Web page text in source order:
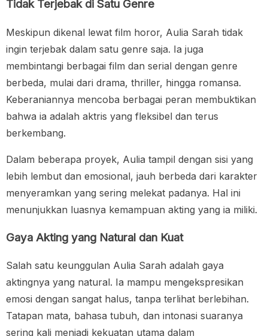
Tidak Terjebak di Satu Genre
Meskipun dikenal lewat film horor, Aulia Sarah tidak
ingin terjebak dalam satu genre saja. Ia juga
membintangi berbagai film dan serial dengan genre
berbeda, mulai dari drama, thriller, hingga romansa.
Keberaniannya mencoba berbagai peran membuktikan
bahwa ia adalah aktris yang fleksibel dan terus
berkembang.
Dalam beberapa proyek, Aulia tampil dengan sisi yang
lebih lembut dan emosional, jauh berbeda dari karakter
menyeramkan yang sering melekat padanya. Hal ini
menunjukkan luasnya kemampuan akting yang ia miliki.
Gaya Akting yang Natural dan Kuat
Salah satu keunggulan Aulia Sarah adalah gaya
aktingnya yang natural. Ia mampu mengekspresikan
emosi dengan sangat halus, tanpa terlihat berlebihan.
Tatapan mata, bahasa tubuh, dan intonasi suaranya
sering kali menjadi kekuatan utama dalam